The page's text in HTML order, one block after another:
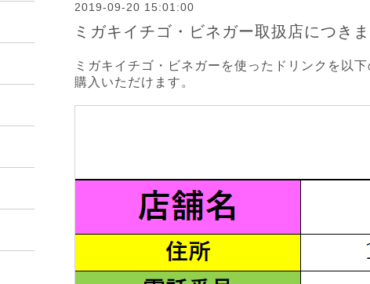
2019-09-20 15:01:00
ミガキイチゴ・ビネガー取扱店につき
ミガキイチゴ・ビネガーを使ったドリンクを以
購入いただけます。